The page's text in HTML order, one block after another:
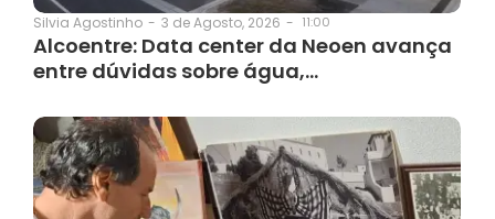
Silvia Agostinho - 3 de Agosto, 2026 - 11:00
Alcoentre: Data center da Neoen avança
entre dúvidas sobre água,…